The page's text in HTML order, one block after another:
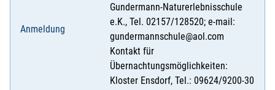
Anmeldung
Gundermann-Naturerlebnisschule
e.K., Tel. 02157/128520; e-mail:
gundermannschule@aol.com
Kontakt für
Übernachtungsmöglichkeiten:
Kloster Ensdorf, Tel.: 09624/9200-30